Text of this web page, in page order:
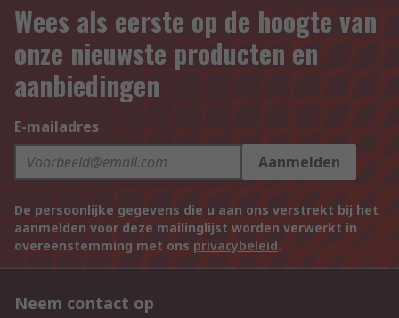
Wees als eerste op de hoogte van
onze nieuwste producten en
aanbiedingen
E-mailadres
Aanmelden
De persoonlijke gegevens die u aan ons verstrekt bij het
aanmelden voor deze mailinglijst worden verwerkt in
overeenstemming met ons privacybeleid.
Neem contact op